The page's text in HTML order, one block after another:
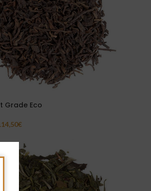
Grade Eco
€